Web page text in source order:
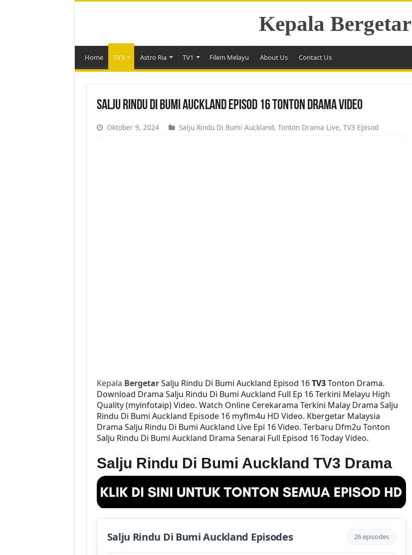
Kepala Bergetar
Home TV3 Astro Ria TV1 Filem Melayu About Us Contact Us
Salju Rindu Di Bumi Auckland Episod 16 Tonton Drama Video
Oktober 9, 2024 Salju Rindu Di Bumi Auckland, Tonton Drama Live, TV3 Episod
Kepala BergetarSalju Rindu Di Bumi Auckland Episod 16TV3Tonton Drama.
Download Drama Salju Rindu Di Bumi Auckland Full Ep 16 Terkini Melayu High
Quality (myinfotaip) Video. Watch Online Cerekarama Terkini Malay Drama Salju
Rindu Di Bumi Auckland Episode 16 myflm4u HD Video. Kbergetar Malaysia
Drama Salju Rindu Di Bumi Auckland Live Epi 16 Video. Terbaru Dfm2u Tonton
Salju Rindu Di Bumi Auckland Drama Senarai Full Episod 16 Today Video.
Salju Rindu Di Bumi Auckland TV3 Drama
Salju Rindu Di Bumi Auckland Episodes 26 episodes